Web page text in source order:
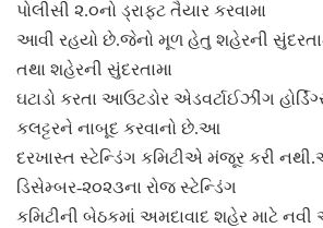
પોલીસી ૨.૦નો ડ્રાફટ તૈયાર કરવામા
આવી રહયો છે.જેનો મૂળ હેતુ શહેરની
તથા શહેરની સુંદરતામા
ઘટાડો કરતા આઉટડોર એડવર્ટાઈઝીંગ
કલટ્ટરને નાબૂદ કરવાનો છે.આ
દરખાસ્ત સ્ટેન્ડિંગ કમિટીએ મંજૂર કરી
ડિસેમ્બર-૨૦૨૩ના રોજ સ્ટેન્ડિંગ
કમિટીની બેઠકમાં અમદાવાદ શહેર માટે નવી